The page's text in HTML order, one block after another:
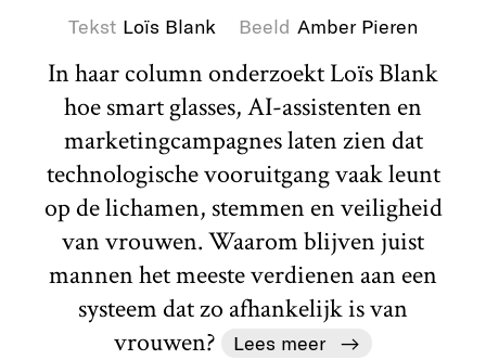
Tekst Loïs Blank Beeld Amber Pieren
In haar column onderzoekt Loïs Blank
hoe smart glasses, AI-assistenten en
marketingcampagnes laten zien dat
technologische vooruitgang vaak leunt
op de lichamen, stemmen en veiligheid
van vrouwen. Waarom blijven juist
mannen het meeste verdienen aan een
systeem dat zo afhankelijk is van
vrouwen?
Lees meer